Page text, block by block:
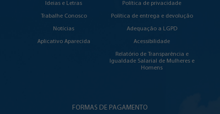
Ideias e Letras
Trabalhe Conosco
Notícias
Aplicativo Aparecida
Política de privacidade
Política de entrega e devolução
Adequação a LGPD
Acessibilidade
Relatório de Transparência e
Igualdade Salarial de Mulheres e
Homens
FORMAS DE PAGAMENTO